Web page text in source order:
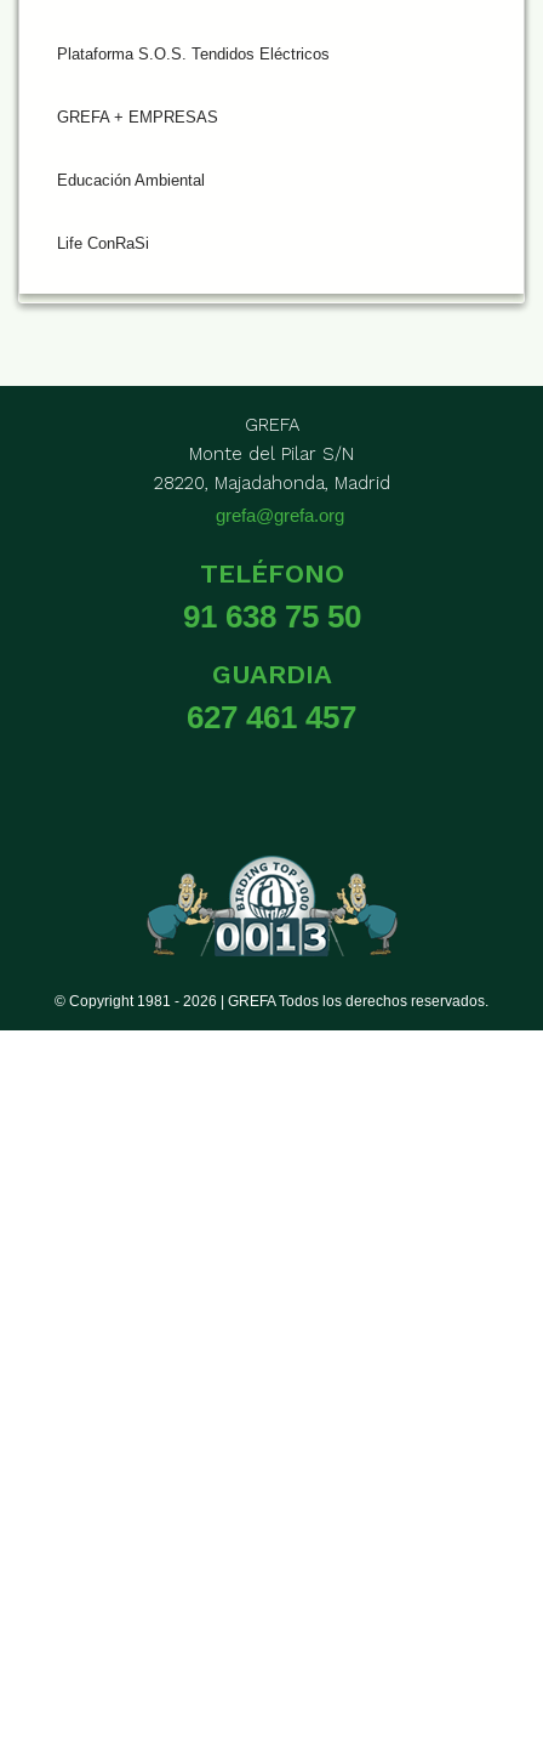
Plataforma S.O.S. Tendidos Eléctricos
GREFA + EMPRESAS
Educación Ambiental
Life ConRaSi
GREFA
Monte del Pilar S/N
28220, Majadahonda, Madrid
grefa@grefa.org
TELÉFONO
91 638 75 50
GUARDIA
627 461 457
© Copyright 1981 - 2026 | GREFA Todos los derechos reservados.